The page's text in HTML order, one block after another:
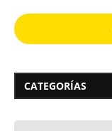
CATEGORÍAS